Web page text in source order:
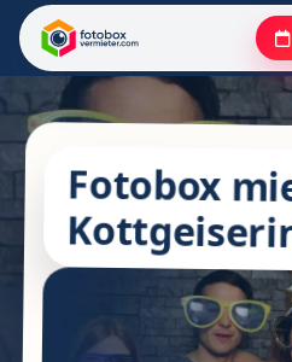
Fotobox